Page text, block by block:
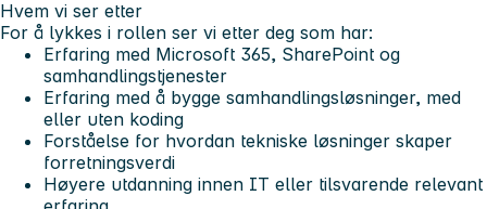
Hvem vi ser etter
For å lykkes i rollen ser vi etter deg som har:
Erfaring med Microsoft 365, SharePoint og
samhandlingstjenester
Erfaring med å bygge samhandlingsløsninger, med
eller uten koding
Forståelse for hvordan tekniske løsninger skaper
forretningsverdi
Høyere utdanning innen IT eller tilsvarende relevant